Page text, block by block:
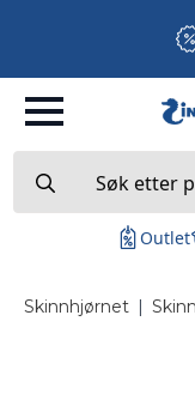
for:
Outlet
Skinnhjørnet |